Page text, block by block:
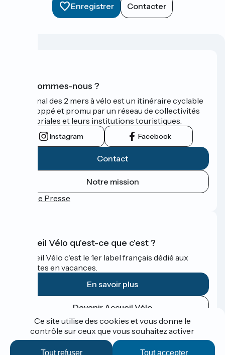
Enregistrer Contacter
Qui sommes-nous ?
Le Canal des 2 mers à vélo est un itinéraire cyclable
développé et promu par un réseau de collectivités
territoriales et leurs institutions touristiques.
Instagram Facebook
Contact
Notre mission
Espace Presse
Accueil Vélo qu'est-ce que c'est ?
Accueil Vélo c'est le 1er label français dédié aux
cyclistes en vacances.
En savoir plus
Devenir Accueil Vélo
Financé dans le cadre de Destination France
Ce site utilise des cookies et vous donne le
contrôle sur ceux que vous souhaitez activer
Tout accepter
Tout refuser